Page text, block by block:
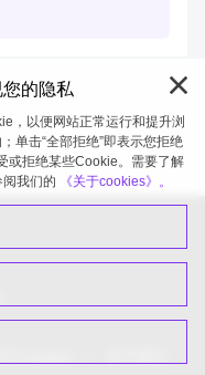
的隐私
，以便网站正常运行和提升浏
单击“全部拒绝”即表示您拒绝
或拒绝某些Cookie。需要了解
我们的
《关于cookies》。